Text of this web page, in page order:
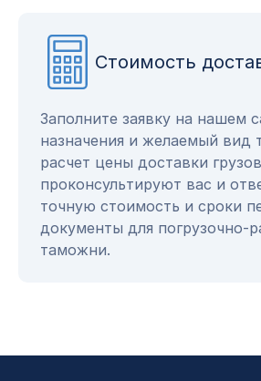
Стоимость
Заполните заявку на нашем
назначения и желаемый вид
расчет цены доставки
проконсультируют вас и
точную стоимость и сроки
документы для погрузочно-
таможни.